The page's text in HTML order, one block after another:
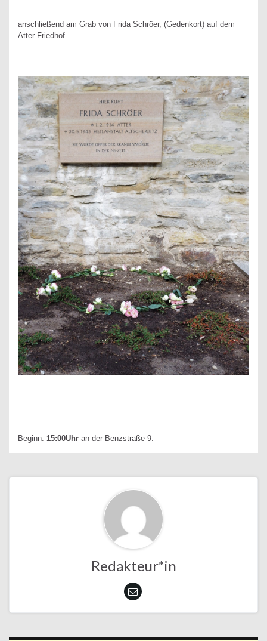
anschließend am Grab von Frida Schröer, (Gedenkort) auf dem
Atter Friedhof.
Beginn: 15:00Uhr an der Benzstraße 9.
Redakteur*in